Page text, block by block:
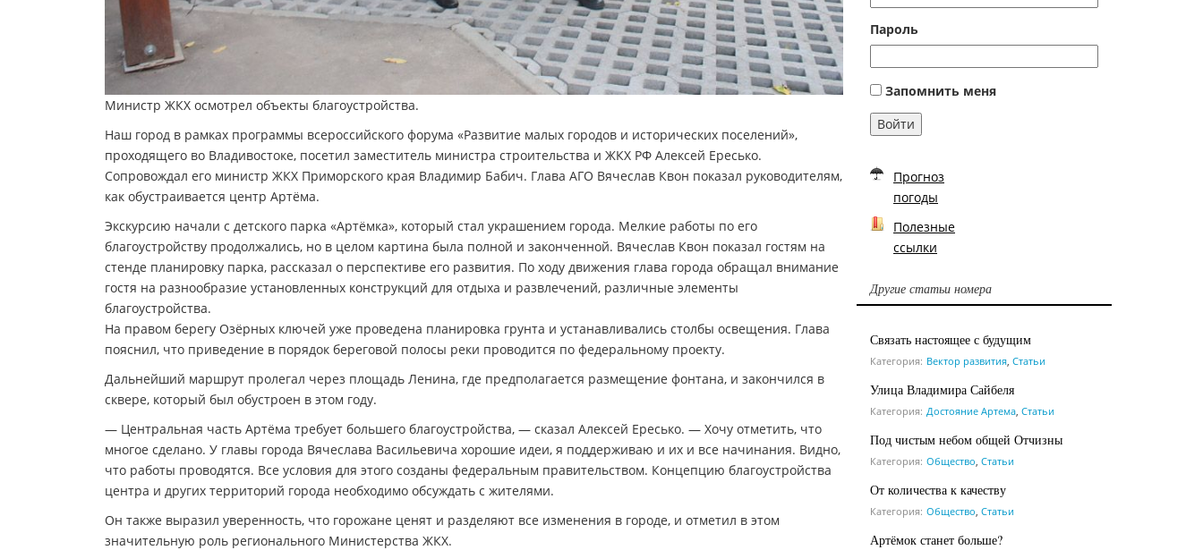
Министр ЖКХ осмотрел объекты благоустройства.
Наш город в рамках программы всероссийского форума «Развитие малых городов и исторических поселений»,
проходящего во Владивостоке, посетил заместитель министра строительства и ЖКХ РФ Алексей Ересько.
Сопровождал его министр ЖКХ Приморского края Владимир Бабич. Глава АГО Вячеслав Квон показал руководителям,
как обустраивается центр Артёма.
Экскурсию начали с детского парка «Артёмка», который стал украшением города. Мелкие работы по его
благоустройству продолжались, но в целом картина была полной и законченной. Вячеслав Квон показал гостям на
стенде планировку парка, рассказал о перспективе его развития. По ходу движения глава города обращал внимание
гостя на разнообразие установленных конструкций для отдыха и развлечений, различные элементы
благоустройства.
На правом берегу Озёрных ключей уже проведена планировка грунта и устанавливались столбы освещения. Глава
пояснил, что приведение в порядок береговой полосы реки проводится по федеральному проекту.
Дальнейший маршрут пролегал через площадь Ленина, где предполагается размещение фонтана, и закончился в
сквере, который был обустроен в этом году.
— Центральная часть Артёма требует большего благоустройства, — сказал Алексей Ересько. — Хочу отметить, что
многое сделано. У главы города Вячеслава Васильевича хорошие идеи, я поддерживаю и их и все начинания. Видно,
что работы проводятся. Все условия для этого созданы федеральным правительством. Концепцию благоустройства
центра и других территорий города необходимо обсуждать с жителями.
Он также выразил уверенность, что горожане ценят и разделяют все изменения в городе, и отметил в этом
значительную роль регионального Министерства ЖКХ.
Пароль
Запомнить меня
Войти
Прогноз
погоды
Полезные
ссылки
Другие статьи номера
Связать настоящее с будущим
Категория: Вектор развития Статьи
Улица Владимира Сайбеля
Категория: Достояние Артема Статьи
Под чистым небом общей Отчизны
Категория: Общество Статьи
От количества к качеству
Категория: Общество Статьи
Артёмок станет больше?